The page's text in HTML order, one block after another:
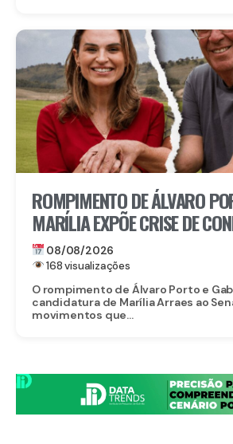
ROMPIMENTO DE ÁLVARO
MARÍLIA EXPÕE CRISE DE
08/08/2026
168 visualizações
O rompimento de Álvaro Porto e
candidatura de Marília Arraes ao
movimentos que...